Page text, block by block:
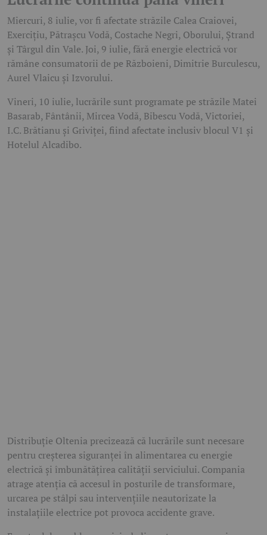
Miercuri, 8 iulie, vor fi afectate străzile Calea Craiovei,
Exercițiu, Pătrașcu Vodă, Costache Negri, Oborului, Ștrand
și Târgul din Vale. Joi, 9 iulie, fără energie electrică vor
rămâne consumatorii de pe Războieni, Dimitrie Burculescu,
Aurel Vlaicu și Izvorului.
Vineri, 10 iulie, lucrările sunt programate pe străzile Matei
Basarab, Fântânii, Mircea Vodă, Bibescu Vodă, Victoriei,
I.C. Brătianu și Griviței, fiind afectate inclusiv blocul V1 și
Hotelul Alcadibo.
Distribuție Oltenia precizează că lucrările sunt necesare
pentru creșterea siguranței în alimentarea cu energie
electrică și îmbunătățirea calității serviciului. Compania
atrage atenția că accesul în posturile de transformare,
urcarea pe stâlpi sau intervențiile neautorizate la
instalațiile electrice pot provoca accidente grave.